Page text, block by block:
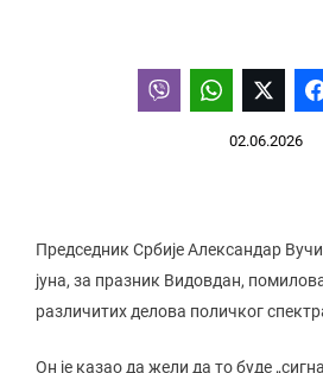
02.06.2026
Председник Србије Александар
јуна, за празник Видовдан,
различитих делова поличког
Он је казао да жели да то буде